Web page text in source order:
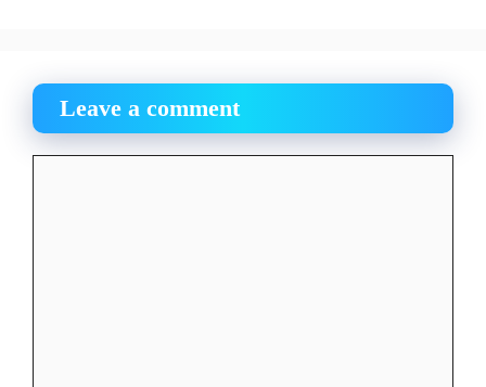
Leave a comment